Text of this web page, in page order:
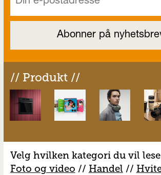
// Produkt //
Velg hvilken kategori du vil
Foto og video // Handel // H